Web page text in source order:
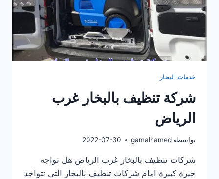
خدمات البخار
شركة تنظيف بالبخار غرب
الرياض
بواسطة gamalhamed
2022-07-30
شركات تنظيف بالبخار غرب الرياض هل تواجه
حيرة كبيرة امام شركات تنظيف بالبخار التى تتواجد